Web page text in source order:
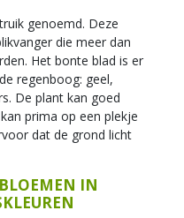
genoemd. Deze
die meer dan
Het bonte blad is er
regenboog: geel,
De plant kan goed
prima op een plekje
dat de grond licht
IN